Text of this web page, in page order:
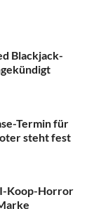
Blackjack-
Termin für
steht fest
Koop-Horror